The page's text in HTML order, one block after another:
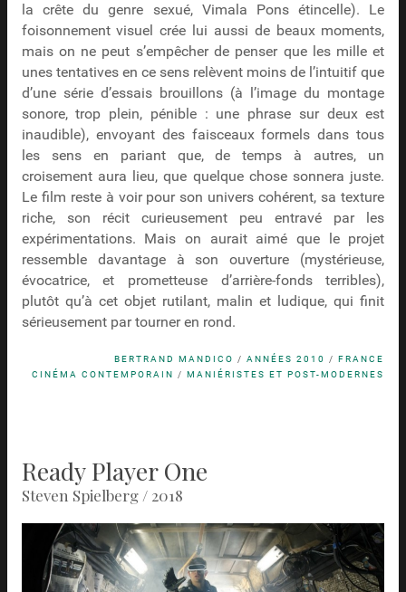
la crête du genre sexué, Vimala Pons étincelle). Le
foisonnement visuel crée lui aussi de beaux moments,
mais on ne peut s’empêcher de penser que les mille et
unes tentatives en ce sens relèvent moins de l’intuitif que
d’une série d’essais brouillons (à l’image du montage
sonore, trop plein, pénible : une phrase sur deux est
inaudible), envoyant des faisceaux formels dans tous
les sens en pariant que, de temps à autres, un
croisement aura lieu, que quelque chose sonnera juste.
Le film reste à voir pour son univers cohérent, sa texture
riche, son récit curieusement peu entravé par les
expérimentations. Mais on aurait aimé que le projet
ressemble davantage à son ouverture (mystérieuse,
évocatrice, et prometteuse d’arrière-fonds terribles),
plutôt qu’à cet objet rutilant, malin et ludique, qui finit
sérieusement par tourner en rond.
BERTRAND MANDICO /ANNÉES 2010 /FRANCE
CINÉMA CONTEMPORAIN /MANIÉRISTES ET POST-MODERNES
Ready Player One
Steven Spielberg / 2018